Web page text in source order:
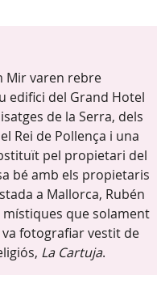
Mir varen rebre
edifici del Grand Hotel
de la Serra, dels
Rei de Pollença i una
pel propietari del
bé amb els propietaris
a Mallorca, Rubén
que solament
fotografiar vestit de
La Cartuja.